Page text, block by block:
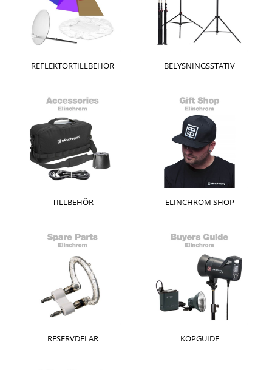
REFLEKTORTILLBEHÖR BELYSNINGSSTATIV
TILLBEHÖR ELINCHROM SHOP
RESERVDELAR KÖPGUIDE